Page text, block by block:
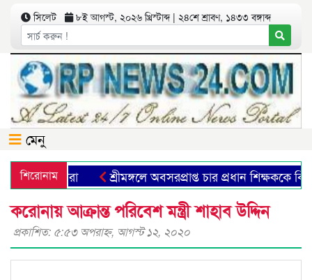
সিলেট ৮ই আগস্ট, ২০২৬ খ্রিস্টাব্দ | ২৪শে শ্রাবণ, ১৪৩৩ বঙ্গাব্দ
মেনু
শিরোনাম
না তরুণরা শ্রীমঙ্গলে অবসরপ্রাপ্ত চার প্রধান শিক্ষককে
করোনায় আক্রান্ত পরিবেশ মন্ত্রী শাহাব উদ্দিন
প্রকাশিত: ৫:৫৩ অপরাহ্ণ, আগস্ট ১২, ২০২০